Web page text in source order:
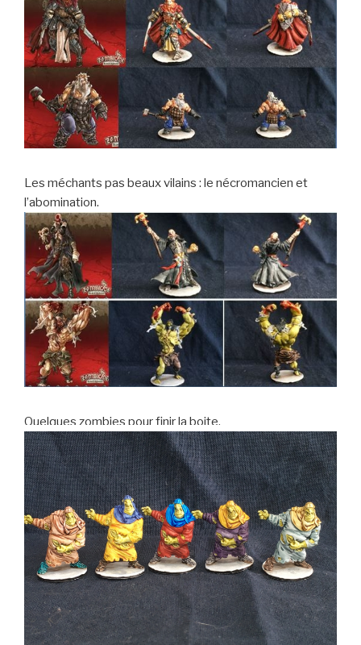
Les méchants pas beaux vilains : le nécromancien et
l’abomination.
Quelques zombies pour finir la boite.